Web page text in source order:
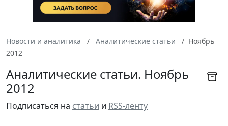
Новости и аналитика Аналитические статьи
Ноябрь
2012
Аналитические статьи. Ноябрь
2012
Подписаться на статьи и RSS-ленту